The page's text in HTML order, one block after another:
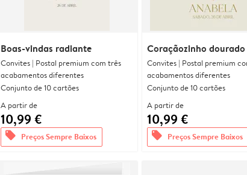
Boas-vindas radiante
Convites | Postal premium com três
acabamentos diferentes
Conjunto de 10 cartões
A partir de
10,99 €
offers Preços Sempre Baixos
Coraçãozinho dourado
Convites | Postal premium
acabamentos diferentes
Conjunto de 10 cartões
A partir de
10,99 €
offers Preços Sempre Baixos